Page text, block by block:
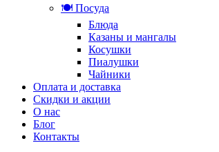
🍽️ Посуда
Блюда
Казаны и мангалы
Косушки
Пиалушки
Чайники
Оплата и доставка
Скидки и акции
О нас
Блог
Контакты